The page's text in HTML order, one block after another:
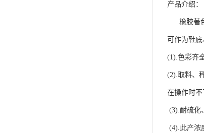
产品介绍：
橡胶著色
可作为鞋
(1).色彩齐
(2).取料、
在操作时不
(3).耐硫化
(4).此产浓